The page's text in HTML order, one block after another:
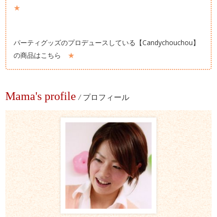
★
パーティグッズのプロデュースしている【Candychouchou】
の商品はこちら ★
Mama's profile / プロフィール